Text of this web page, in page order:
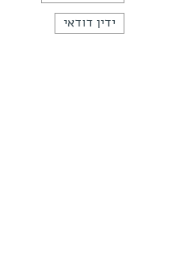
ידין דודאי